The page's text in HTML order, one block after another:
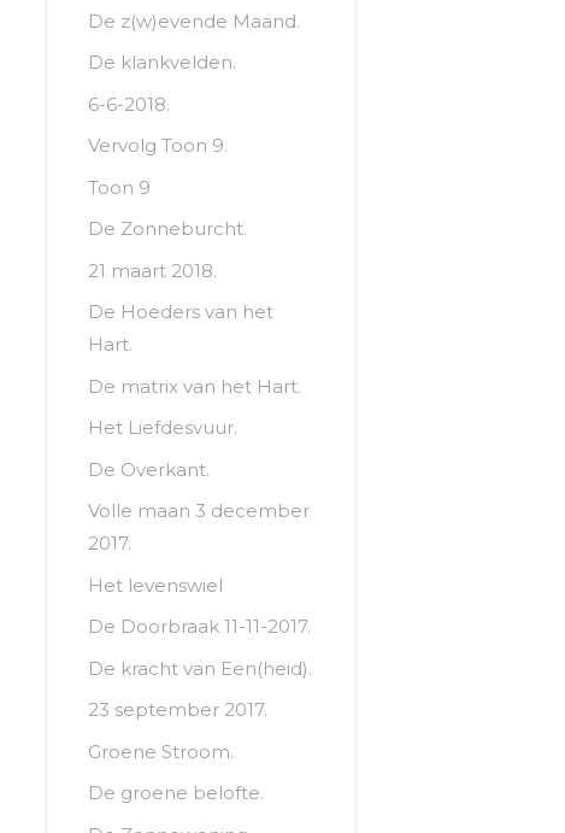
De z(w)evende Maand.
De klankvelden.
6-6-2018.
Vervolg Toon 9.
Toon 9
De Zonneburcht.
21 maart 2018.
De Hoeders van het
Hart.
De matrix van het Hart.
Het Liefdesvuur.
De Overkant.
Volle maan 3 december
2017.
Het levenswiel
De Doorbraak 11-11-2017.
De kracht van Een(heid).
23 september 2017.
Groene Stroom.
De groene belofte.